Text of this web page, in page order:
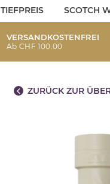
TIEFPREIS SCOTCH
VERSANDKOSTENFREI
Ab CHF 100.00
ZURÜCK ZUR